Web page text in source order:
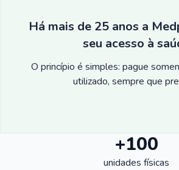
Há mais de 25 anos a
seu acesso à
O princípio é simples: pague
utilizado, sempre que
+100
unidades físicas